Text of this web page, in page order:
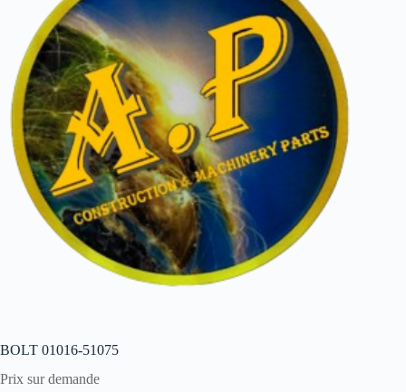
BOLT 01016-51075
Prix sur demande